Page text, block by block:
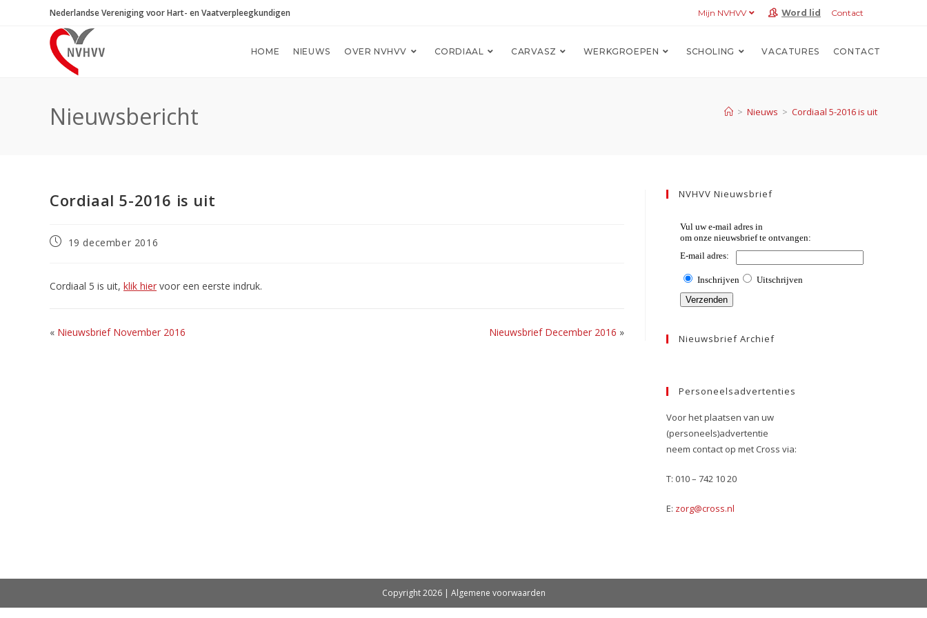
Nederlandse Vereniging voor Hart- en Vaatverpleegkundigen Mijn NVHVV Word lid Contact
HOME NIEUWS OVER NVHVV CORDIAAL CARVASZ WERKGROEPEN SCHOLING VACATURES CONTACT
Nieuwsbericht > Nieuws > Cordiaal 5-2016 is uit
Cordiaal 5-2016 is uit
Bericht19 december 2016
Cordiaal 5 is uit, klik hier voor een eerste indruk.
« Nieuwsbrief November 2016 Nieuwsbrief December 2016 »
NVHVV Nieuwsbrief
Nieuwsbrief Archief
Personeelsadvertenties
Voor het plaatsen van uw
(personeels)advertentie
neem contact op met Cross via:
T: 010 – 742 10 20
E: zorg@cross.nl
Copyright 2026 | Algemene voorwaarden